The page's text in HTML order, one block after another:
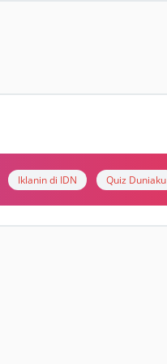
Iklanin di IDN Quiz Duniaku